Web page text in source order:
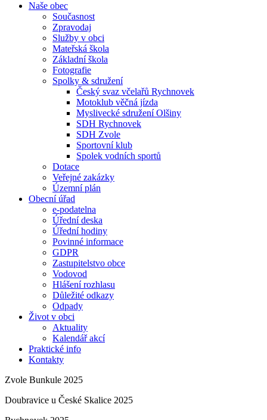
Naše obec
Současnost
Zpravodaj
Služby v obci
Mateřská škola
Základní škola
Fotografie
Spolky & sdružení
Český svaz včelařů Rychnovek
Motoklub věčná jízda
Myslivecké sdružení Olšiny
SDH Rychnovek
SDH Zvole
Sportovní klub
Spolek vodních sportů
Dotace
Veřejné zakázky
Územní plán
Obecní úřad
e-podatelna
Úřední deska
Úřední hodiny
Povinné informace
GDPR
Zastupitelstvo obce
Vodovod
Hlášení rozhlasu
Důležité odkazy
Odpady
Život v obci
Aktuality
Kalendář akcí
Praktické info
Kontakty
Zvole Bunkule 2025
Doubravice u České Skalice 2025